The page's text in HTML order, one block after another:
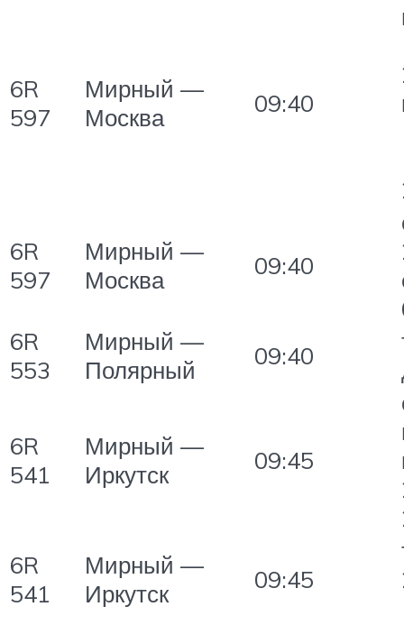
6R
597
Мирный —
Москва
09:40
6R
597
Мирный —
Москва
09:40
6R
553
Мирный —
Полярный
09:40
6R
541
Мирный —
Иркутск
09:45
6R
541
Мирный —
Иркутск
09:45